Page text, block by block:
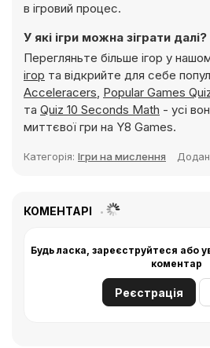
в ігровий процес.
У які ігри можна зіграти далі?
Перегляньте більше ігор у
ігор та відкрийте для себе
Acceleracers, Popular Games
та Quiz 10 Seconds Math - усі
миттєвої гри на Y8 Games.
Категорія: Ігри на мислення
КОМЕНТАРІ
Будь ласка, зареєструйтеся або
коментар
Реєстрація